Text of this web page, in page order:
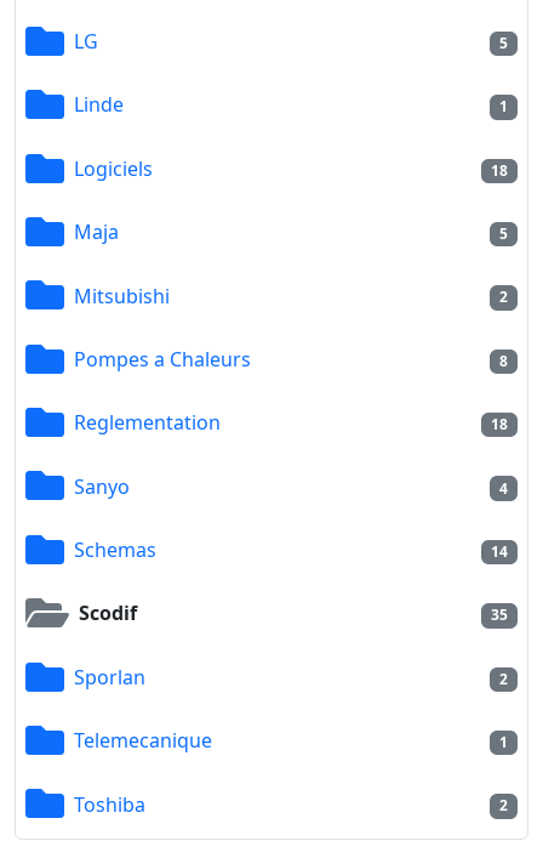
LG 5
Linde 1
Logiciels 18
Maja 5
Mitsubishi 2
Pompes a Chaleurs 8
Reglementation 18
Sanyo 4
Schemas 14
Scodif 35
Sporlan 2
Telemecanique 1
Toshiba 2